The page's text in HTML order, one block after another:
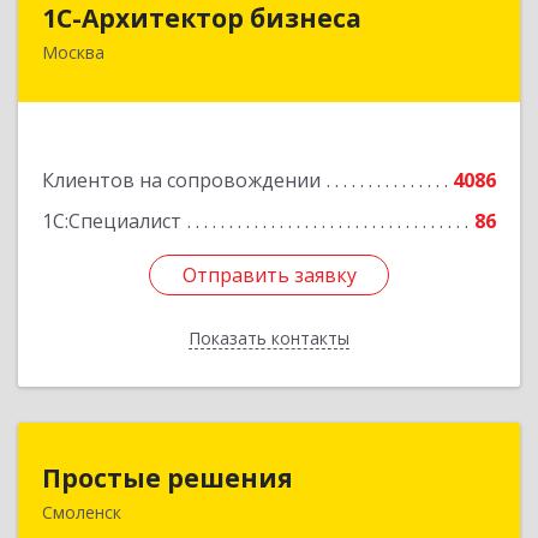
1С-Архитектор бизнеса
Москва
Клиентов на сопровождении
4086
1С:Специалист
86
Отправить заявку
Показать контакты
115114, Москва г, Кожевнический 2-й пер, дом
Отправить заявку
Назад
Простые решения
Смоленск
214015, Смоленская обл, Смоленск г, Большая